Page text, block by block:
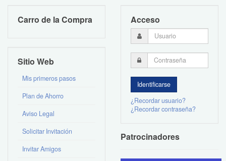
Carro de la Compra
Sitio Web
Mis primeros pasos
Plan de Ahorro
Aviso Legal
Solicitar Invitación
Invitar Amigos
Acceso
¿Recordar usuario?
¿Recordar contraseña?
Patrocinadores